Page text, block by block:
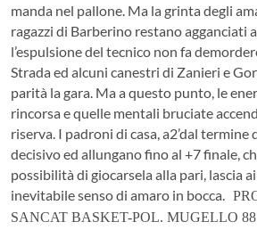
manda nel pallone. Ma la grinta degli
ragazzi di Barberino restano agganciati
l’espulsione del tecnico non fa
Strada ed alcuni canestri di Zanieri e
parità la gara. Ma a questo punto, le
rincorsa e quelle mentali bruciate
riserva. I padroni di casa, a2’dal
decisivo ed allungano fino al +7 finale,
possibilità di giocarsela alla pari, lascia
inevitabile senso di amaro in bocca.
SANCAT BASKET-POL. MUGELLO 88